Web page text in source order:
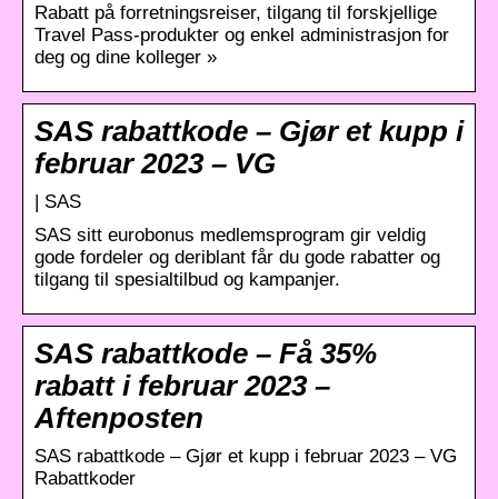
Rabatt på forretningsreiser, tilgang til forskjellige
Travel Pass-produkter og enkel administrasjon for
deg og dine kolleger »
SAS rabattkode – Gjør et kupp i
februar 2023 – VG
| SAS
SAS sitt eurobonus medlemsprogram gir veldig
gode fordeler og deriblant får du gode rabatter og
tilgang til spesialtilbud og kampanjer.
SAS rabattkode – Få 35%
rabatt i februar 2023 –
Aftenposten
SAS rabattkode – Gjør et kupp i februar 2023 – VG
Rabattkoder